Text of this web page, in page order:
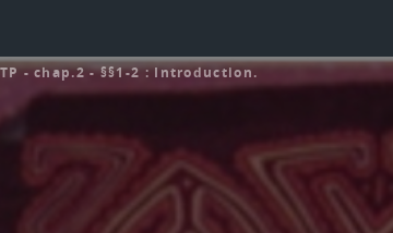
- chap.2 - §§1-2 : Introduction.